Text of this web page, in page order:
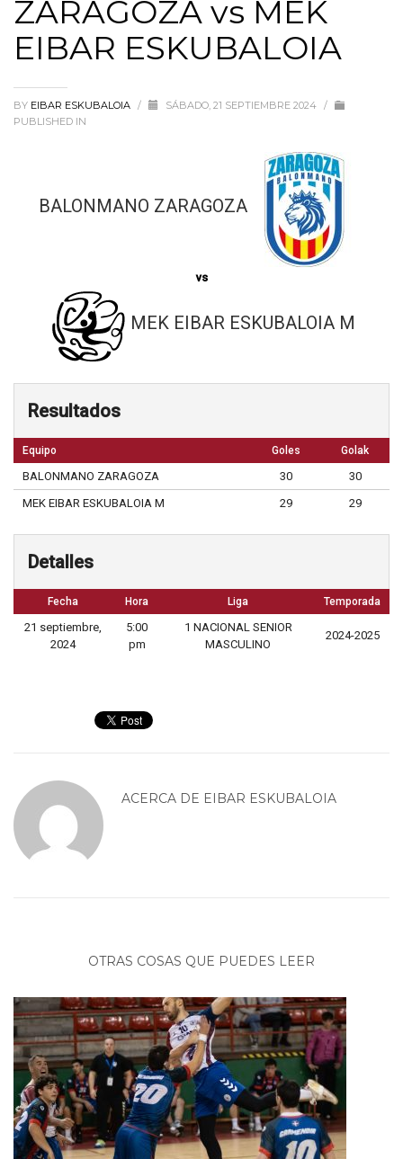
ZARAGOZA vs MEK
EIBAR ESKUBALOIA
BY EIBAR ESKUBALOIA / SÁBADO, 21 SEPTIEMBRE 2024 /
PUBLISHED IN
BALONMANO ZARAGOZA
vs
MEK EIBAR ESKUBALOIA M
Resultados
Equipo Goles Golak
BALONMANO ZARAGOZA 30
30
MEK EIBAR ESKUBALOIA M
29 29
Detalles
Fecha Hora Liga Temporada
21 septiembre,
2024
5:00
pm
1 NACIONAL SENIOR
MASCULINO
2024-2025
ACERCA DE EIBAR ESKUBALOIA
OTRAS COSAS QUE PUEDES LEER